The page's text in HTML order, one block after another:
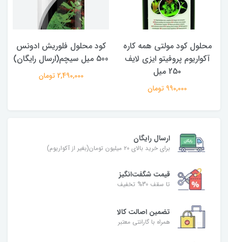
محلول کود مولتی همه کاره
آکواریوم پروفیتو ایزی لایف
25۰ میل
990,000 تومان
کود محلول فلوریش ادونس
500 میل سیچم(ارسال رایگان)
2,490,000 تومان
ارسال رایگان
برای خرید بالای ۲۰ میلیون تومان(بغیر از آکواریوم)
قیمت شگفت‌انگیز
تا سقف 30% تخفیف
تضمین اصالت کالا
همراه با گارانتی معتبر